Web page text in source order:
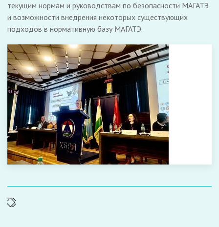
текущим нормам и руководствам по безопасности МАГАТЭ
и возможности внедрения некоторых существующих
подходов в нормативную базу МАГАТЭ.